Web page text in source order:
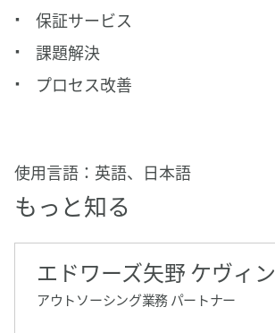
保証サービス
課題解決
プロセス改善
使用言語：英語、日本語
もっと知る
エドワーズ矢野 ケヴィン
アウトソーシング業務 パートナー